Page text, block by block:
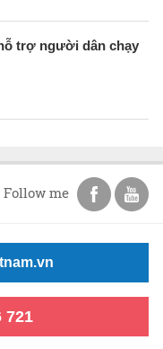
trợ người dân chạy
Follow me
721